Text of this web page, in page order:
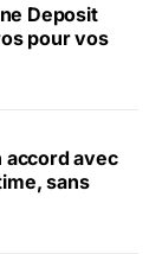
Deposit
pour vos
accord avec
sans